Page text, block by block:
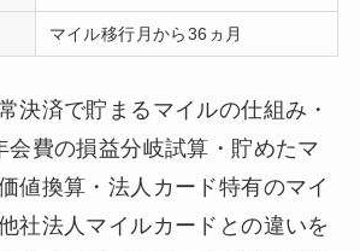
マイル移行月から36ヵ月
決済で貯まるマイルの仕組み・
会費の損益分岐試算・貯めたマ
値換算・法人カード特有のマイ
社法人マイルカードとの違いを